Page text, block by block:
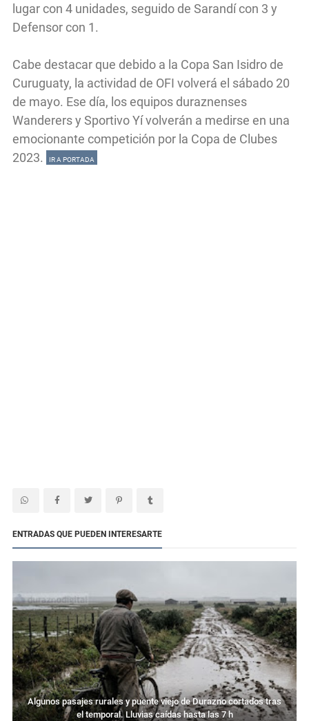
lugar con 4 unidades, seguido de Sarandí con 3 y
Defensor con 1.
Cabe destacar que debido a la Copa San Isidro de
Curuguaty, la actividad de OFI volverá el sábado 20
de mayo. Ese día, los equipos duraznenses
Wanderers y Sportivo Yí volverán a medirse en una
emocionante competición por la Copa de Clubes
2023.
IR A PORTADA
ENTRADAS QUE PUEDEN INTERESARTE
Algunos pasajes rurales y puente viejo de Durazno cortados tras
el temporal. Lluvias caídas hasta las 7 h